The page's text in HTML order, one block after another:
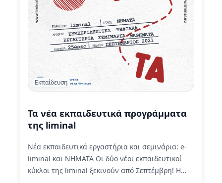
Εκπαίδευση
Τα νέα εκπαιδευτικά προγράμματα
της liminal
Νέα εκπαιδευτικά εργαστήρια και σεμινάρια: e-
liminal και ΝΗΜΑΤΑ Οι δύο νέοι εκπαιδευτικοί
κύκλοι της liminal ξεκινούν από Σεπτέμβρη! Η